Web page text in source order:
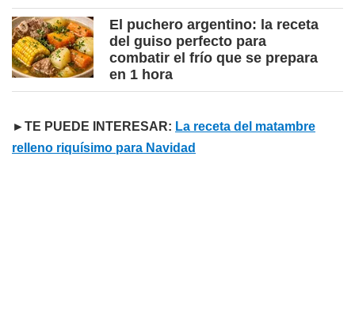
El puchero argentino: la receta
del guiso perfecto para
combatir el frío que se prepara
en 1 hora
►TE PUEDE INTERESAR: La receta del matambre
relleno riquísimo para Navidad